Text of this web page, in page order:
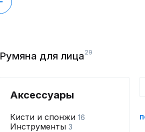
Румяна для лица29
Аксессуары
Кисти и спонжи 16
Инструменты 3